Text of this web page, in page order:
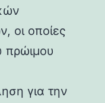
οι οποίες
πρώιμου
για την